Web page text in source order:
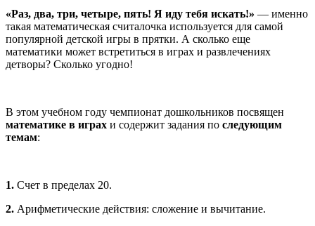
«Раз, два, три, четыре, пять! Я иду тебя искать!» — именно
такая математическая считалочка используется для самой
популярной детской игры в прятки. А сколько еще
математики может встретиться в играх и развлечениях
детворы? Сколько угодно!
В этом учебном году чемпионат дошкольников посвящен
математике в играх и содержит задания по следующим
темам:
1. Счет в пределах 20.
2. Арифметические действия: сложение и вычитание.